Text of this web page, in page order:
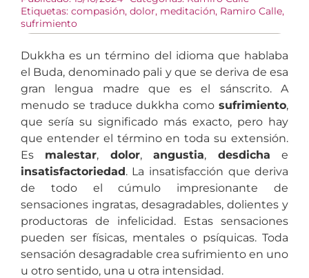
Etiquetas: compasión, dolor, meditación, Ramiro Calle,
sufrimiento
Dukkha es un término del idioma que hablaba
el Buda, denominado pali y que se deriva de esa
gran lengua madre que es el sánscrito. A
menudo se traduce dukkha comosufrimiento,
que sería su significado más exacto, pero hay
que entender el término en toda su extensión.
Es malestar, dolor,angustia, desdicha e
insatisfactoriedad. La insatisfacción que deriva
de todo el cúmulo impresionante de
sensaciones ingratas, desagradables, dolientes y
productoras de infelicidad. Estas sensaciones
pueden ser físicas, mentales o psíquicas. Toda
sensación desagradable crea sufrimiento en uno
u otro sentido, una u otra intensidad.